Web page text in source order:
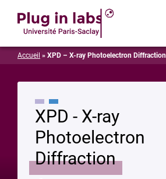
Accueil » XPD – X-ray Photoelectron Diffraction
XPD - X-ray
Photoelectron
Diffraction